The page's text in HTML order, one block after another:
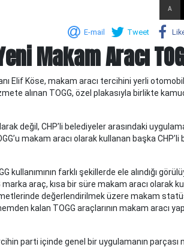
A
E-mail Tweet
Makam Aracı
Elif Köse, makam aracı tercihini yerli otomobil
alınan TOGG, özel plakasıyla birlikte
değil, CHP’li belediyeler arasındaki
makam aracı olarak kullanan başka CHP’li
kullanımının farklı şekillerde ele alındığı
araç, kısa bir süre makam aracı olarak
değerlendirilmek üzere makam
kalan TOGG araçlarının makam aracı
parti içinde genel bir uygulamanın parçası
KELTEPE...
KELTEPE... Biraz geriye gidelim.Babam 1930 lu